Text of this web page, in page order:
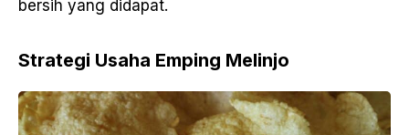
bersih yang didapat.
Strategi Usaha Emping Melinjo